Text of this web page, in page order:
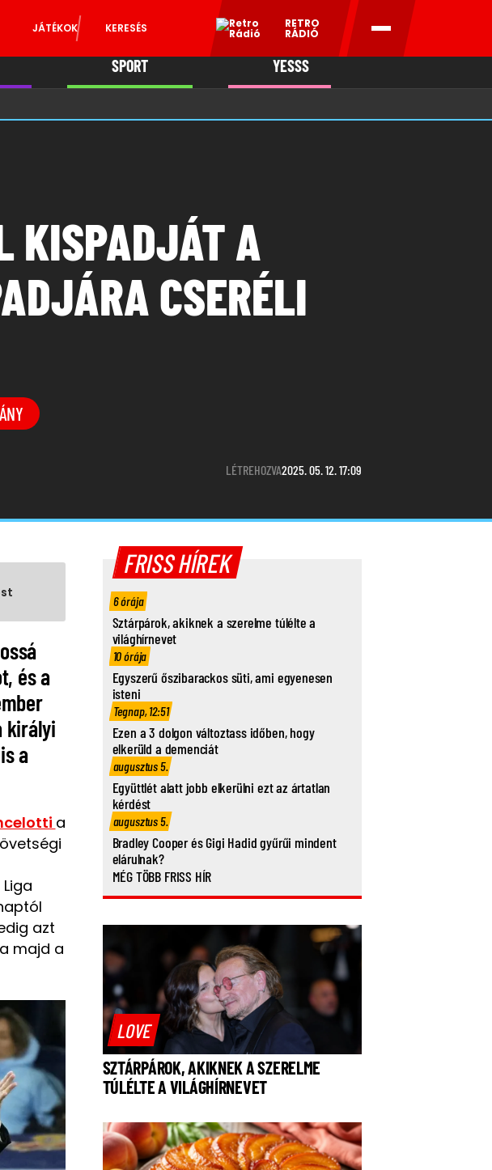
JÁTÉKOK KERESÉS RETRO
RÁDIÓ
SPORT YESSS
KISPADJÁT A
CSERÉLI
LÉTREHOZVA2025. 05. 12. 17:09
és a
királyi
a
a
azt
majd a
FRISS HÍREK
6 órája
Sztárpárok, akiknek a szerelme túlélte a
világhírnevet
10 órája
Egyszerű őszibarackos süti, ami egyenesen
isteni
Tegnap, 12:51
Ezen a 3 dolgon változtass időben, hogy
elkerüld a demenciát
augusztus 5.
Együttlét alatt jobb elkerülni ezt az ártatlan
kérdést
augusztus 5.
Bradley Cooper és Gigi Hadid gyűrűi mindent
elárulnak?
MÉG TÖBB FRISS HÍR
LOVE
SZTÁRPÁROK, AKIKNEK A SZERELME
TÚLÉLTE A VILÁGHÍRNEVET